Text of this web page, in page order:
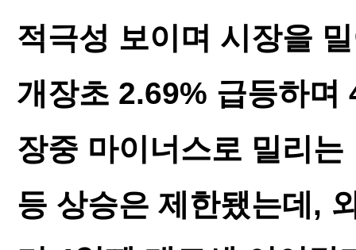
적극성 보이며 시장을
개장초 2.69% 급등하며
장중 마이너스로 밀리는
등 상승은 제한됐는데,